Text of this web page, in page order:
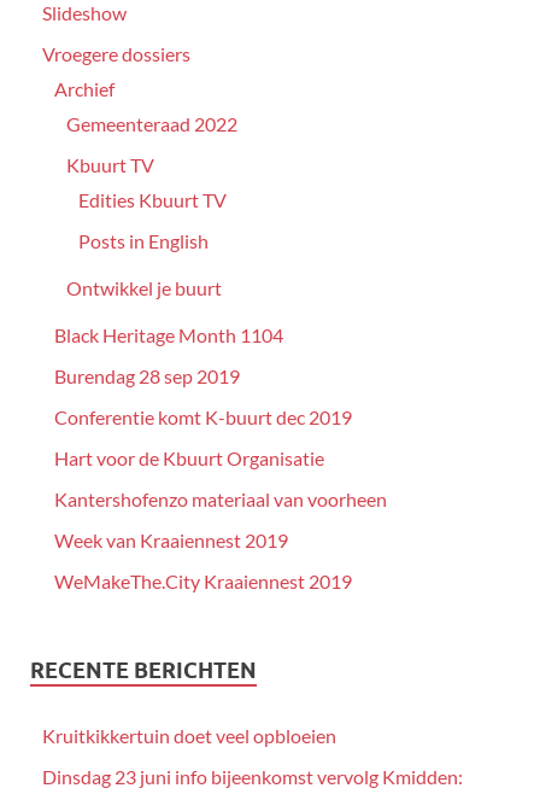
Slideshow
Vroegere dossiers
Archief
Gemeenteraad 2022
Kbuurt TV
Edities Kbuurt TV
Posts in English
Ontwikkel je buurt
Black Heritage Month 1104
Burendag 28 sep 2019
Conferentie komt K-buurt dec 2019
Hart voor de Kbuurt Organisatie
Kantershofenzo materiaal van voorheen
Week van Kraaiennest 2019
WeMakeThe.City Kraaiennest 2019
RECENTE BERICHTEN
Kruitkikkertuin doet veel opbloeien
Dinsdag 23 juni info bijeenkomst vervolg Kmidden: